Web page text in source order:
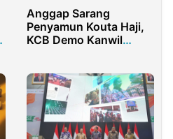
Anggap Sarang
Penyamun Kouta Haji,
KCB Demo Kanwil